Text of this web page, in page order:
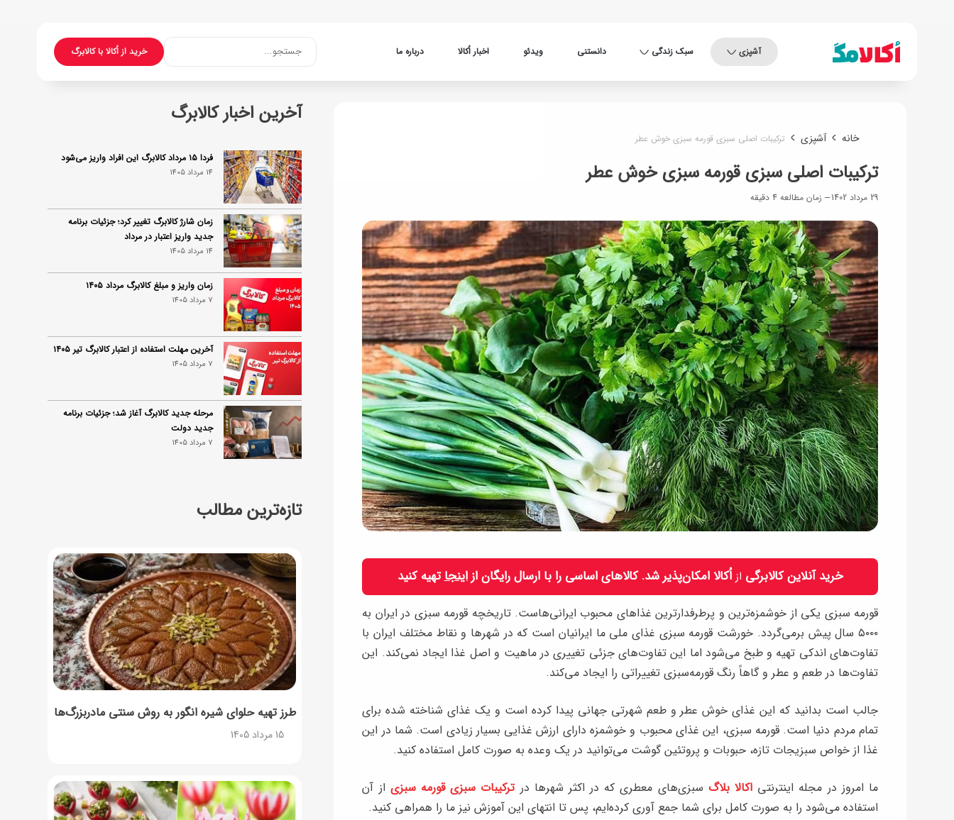
آشپزی سبک زندگی دانستنی ویدئو اخبار اُکالا درباره ما خرید از اُکالا با کالابرگجستجو...
خانه آشپزی ترکیبات اصلی سبزی قورمه سبزی خوش عطر
ترکیبات اصلی سبزی قورمه سبزی خوش عطر
29 مرداد 1402 زمان مطالعه 4 دقیقه
خرید آنلاین کالابرگی ازاُکالا امکان‌پذیر شد. کالاهای اساسی را با ارسال رایگان ازاینجاتهیه کنید
قورمه سبزی یکی از خوشمزه‌ترین و پرطرفدارترین غذاهای محبوب ایرانی‌هاست. تاریخچه قورمه سبزی در ایران به
۵۰۰۰ سال پیش برمی‌گردد. خورشت قورمه سبزی غذای ملی ما ایرانیان است که در شهرها و نقاط مختلف ایران با
تفاوت‌های اندکی تهیه و طبخ می‌شود اما این تفاوت‌های جزئی تغییری در ماهیت و اصل غذا ایجاد نمی‌کند. این
تفاوت‌ها در طعم و عطر و گاهاً رنگ‌ قورمه‌سبزی تغییراتی را ایجاد می‌کند.
جالب است بدانید که این غذای خوش عطر و طعم شهرتی جهانی پیدا کرده است و یک غذای شناخته شده برای
تمام مردم دنیا است. قورمه سبزی، این غذای محبوب و خوشمزه دارای ارزش غذایی بسیار زیادی است. شما در این
غذا از خواص سبزیجات تازه، حبوبات و پروتئین گوشت می‌توانید در یک وعده به صورت کامل استفاده کنید.
ما امروز در مجله اینترنتی اکالا بلاگ سبزی‌های معطری که در اکثر شهرها درترکیبات سبزی قورمه سبزی از آن
استفاده می‌شود را به صورت کامل برای شما جمع آوری کرده‌ایم، پس تا انتهای این آموزش نیز ما را همراهی کنید.
آخرین اخبار کالابرگ
فردا ۱۵ مرداد کالابرگ این افراد واریز می‌شود
14 مرداد 1405
زمان شارژ کالابرگ تغییر کرد؛ جزئیات برنامه
جدید واریز اعتبار در مرداد
14 مرداد 1405
زمان واریز و مبلغ کالابرگ مرداد ۱۴۰۵
7 مرداد 1405
آخرین مهلت استفاده از اعتبار کالابرگ تیر ۱۴۰۵
7 مرداد 1405
مرحله جدید کالابرگ آغاز شد؛ جزئیات برنامه
جدید دولت
7 مرداد 1405
تازه‌ترین مطالب
طرز تهیه حلوای شیره انگور به روش سنتی مادربزرگ‌ها
15 مرداد 1405